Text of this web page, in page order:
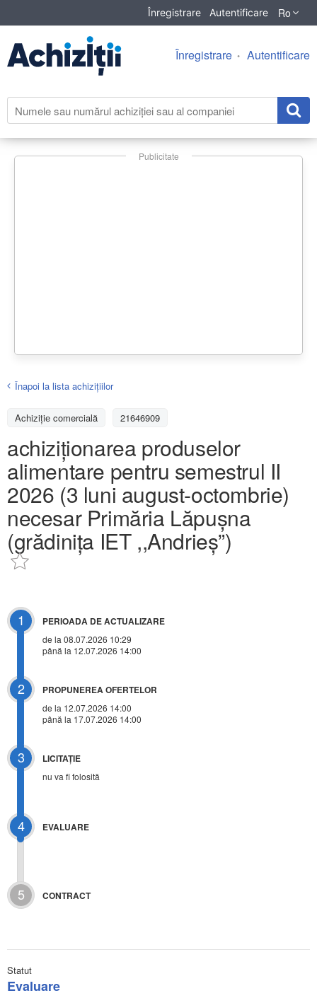
Înregistrare Autentificare Ro
Înregistrare Autentificare
Publicitate
Înapoi la lista achiziţiilor
Achizițiе comercială 21646909
achiziționarea produselor
alimentare pentru semestrul II
2026 (3 luni august-octombrie)
necesar Primăria Lăpușna
(grădinița IET ,,Andrieș”)
1 PERIOADA DE ACTUALIZARE
de la 08.07.2026 10:29
până la 12.07.2026 14:00
2 PROPUNEREA OFERTELOR
de la 12.07.2026 14:00
până la 17.07.2026 14:00
3 LICITAŢIE
nu va fi folosită
4 EVALUARE
5 CONTRACT
Statut
Evaluare